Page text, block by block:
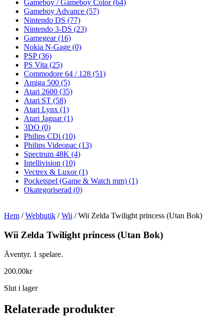
Gameboy / Gameboy Color(64)
Gameboy Advance (57)
Nintendo DS (77)
Nintendo 3-DS (23)
Gamegear(16)
Nokia N-Gage (0)
PSP(36)
PS Vita (25)
Commodore 64 / 128 (51)
Amiga 500 (5)
Atari 2600 (35)
Atari ST (58)
Atari Lynx (1)
Atari Jaguar(1)
3DO (0)
Philips CDi (10)
Philips Videopac (13)
Spectrum 48K (4)
Intellivision (10)
Vectrex & Luxor(1)
Pocketspel (Game & Watch mm) (1)
Okategoriserad (0)
Hem /Webbutik /Wii / Wii Zelda Twilight princess (Utan Bok)
Wii Zelda Twilight princess (Utan Bok)
Äventyr. 1 spelare.
200.00kr
Slut i lager
Relaterade produkter